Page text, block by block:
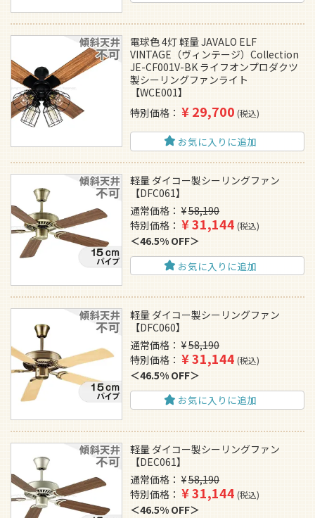
電球色 4灯 軽量 JAVALO ELF
VINTAGE（ヴィンテージ）Collection
JE-CF001V-BK ライフオンプロダクツ
製シーリングファンライト
【WCE001】
特別価格
¥29,700 税込
お気に入りに追加
軽量 ダイコー製シーリングファン
【DFC061】
通常価格
¥58,190
特別価格
¥31,144 税込
46.5% OFF
お気に入りに追加
軽量 ダイコー製シーリングファン
【DFC060】
通常価格
¥58,190
特別価格
¥31,144 税込
46.5% OFF
お気に入りに追加
軽量 ダイコー製シーリングファン
【DEC061】
通常価格
¥58,190
特別価格
¥31,144 税込
46.5% OFF